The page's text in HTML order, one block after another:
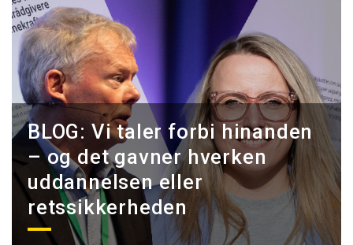
BLOG: Vi taler forbi hinanden
– og det gavner hverken
uddannelsen eller
retssikkerheden